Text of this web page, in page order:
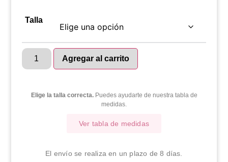
Talla
Agregar al carrito
Elige la talla correcta.Puedes ayudarte de nuestra tabla de
medidas.
Ver tabla de medidas
El envío se realiza en un plazo de 8 días.